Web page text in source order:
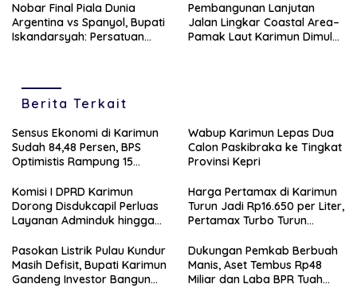
Nobar Final Piala Dunia
Argentina vs Spanyol, Bupati
Iskandarsyah: Persatuan
Pembangunan Lanjutan
Jalan Lingkar Coastal Area–
Pamak Laut Karimun Dimulai
Berita Terkait
Sensus Ekonomi di Karimun
Sudah 84,48 Persen, BPS
Optimistis Rampung 15
Wabup Karimun Lepas Dua
Calon Paskibraka ke Tingkat
Provinsi Kepri
Komisi I DPRD Karimun
Dorong Disdukcapil Perluas
Layanan Adminduk hingga
Harga Pertamax di Karimun
Turun Jadi Rp16.650 per Liter,
Pertamax Turbo Turun
Pasokan Listrik Pulau Kundur
Masih Defisit, Bupati Karimun
Gandeng Investor Bangun
Dukungan Pemkab Berbuah
Manis, Aset Tembus Rp48
Miliar dan Laba BPR Tuah